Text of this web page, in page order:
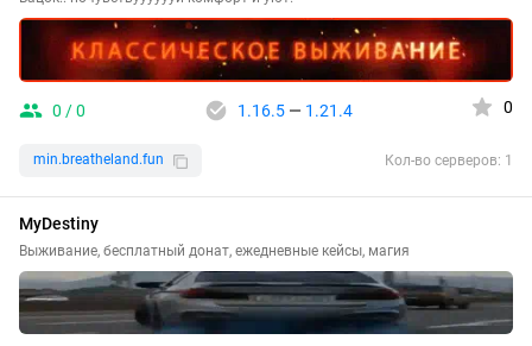
0 / 0 1.16.5— 1.21.4 0
min.breatheland.fun Кол-во серверов: 1
MyDestiny
Выживание, бесплатный донат, ежедневные кейсы, магия